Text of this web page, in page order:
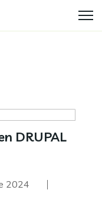
DRUPAL
2024